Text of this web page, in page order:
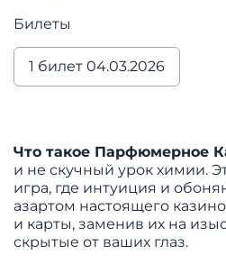
Билеты
1 билет 04.03.2026
Что такое Парфюмерное
и не скучный урок химии.
игра, где интуиция и
азартом настоящего
и карты, заменив их на
скрытые от ваших глаз.